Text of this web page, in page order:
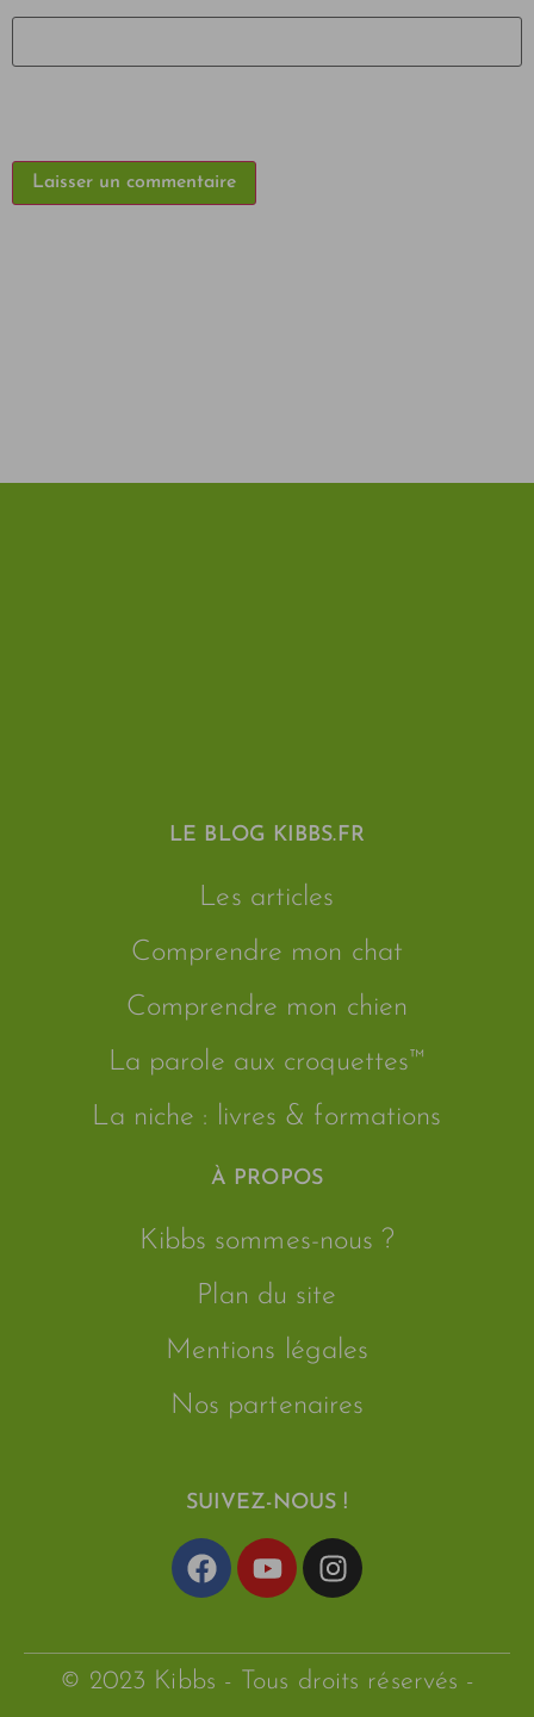
LE BLOG KIBBS.FR
Les articles
Comprendre mon chat
Comprendre mon chien
La parole aux croquettes™
La niche : livres & formations
À PROPOS
Kibbs sommes-nous ?
Plan du site
Mentions légales
Nos partenaires
SUIVEZ-NOUS !
© 2023 Kibbs - Tous droits réservés -